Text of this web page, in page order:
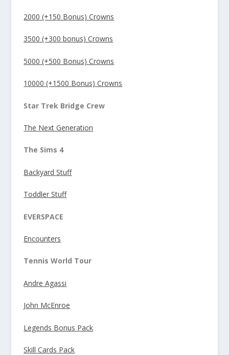
2000 (+150 Bonus) Crowns
3500 (+300 bonus) Crowns
5000 (+500 Bonus) Crowns
10000 (+1500 Bonus) Crowns
Star Trek Bridge Crew
The Next Generation
The Sims 4
Backyard Stuff
Toddler Stuff
EVERSPACE
Encounters
Tennis World Tour
Andre Agassi
John McEnroe
Legends Bonus Pack
Skill Cards Pack